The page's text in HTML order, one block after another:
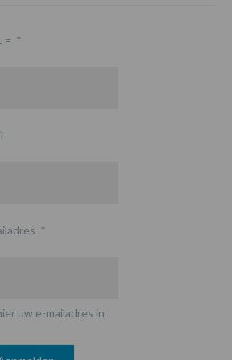
= *
*
uw e-mailadres in